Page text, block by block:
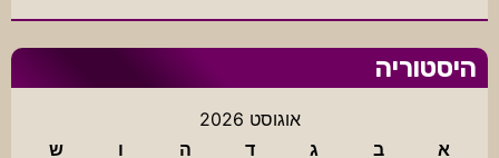
היסטוריה
אוגוסט 2026
א
ב ג ד ה ו
ש